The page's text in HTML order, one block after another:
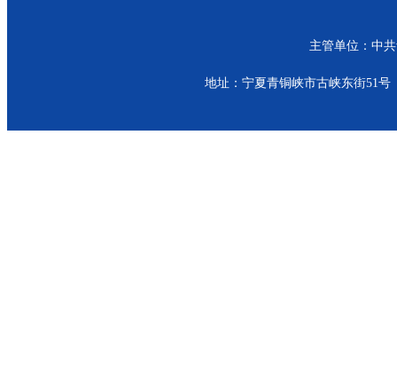
主管单位：中
地址：宁夏青铜峡市古峡东街51